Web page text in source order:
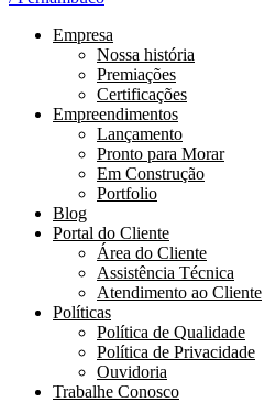
Empresa
Nossa história
Premiações
Certificações
Empreendimentos
Lançamento
Pronto para Morar
Em Construção
Portfolio
Blog
Portal do Cliente
Área do Cliente
Assistência Técnica
Atendimento ao Cliente
Políticas
Política de Qualidade
Política de Privacidade
Ouvidoria
Trabalhe Conosco